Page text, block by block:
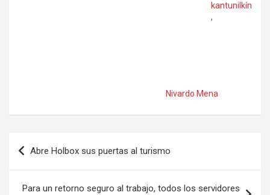
kantunilkín
,
Nivardo Mena
Navegación
de
entradas
Abre Holbox sus puertas al turismo
Para un retorno seguro al trabajo, todos los servidores